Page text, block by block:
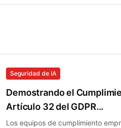
Seguridad de IA
Demostrando el
Artículo 32 del GDPR...
Los equipos de cumplimiento